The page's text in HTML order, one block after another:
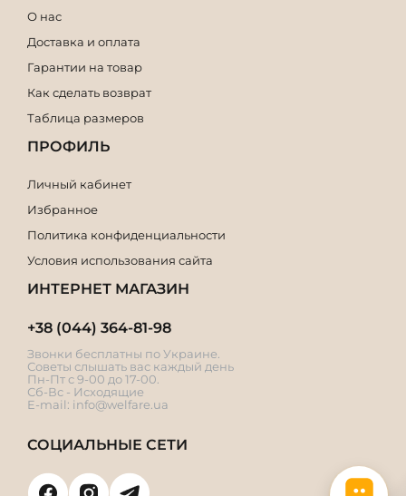
О нас
Доставка и оплата
Гарантии на товар
Как сделать возврат
Таблица размеров
ПРОФИЛЬ
Личный кабинет
Избранное
Политика конфиденциальности
Условия использования сайта
ИНТЕРНЕТ МАГАЗИН
+38 (044) 364-81-98
Звонки бесплатны по Украине.
Советы слышать вас каждый день
Пн-Пт с 9-00 до 17-00.
Сб-Вс - Исходящие
E-mail: info@welfare.ua
СОЦИАЛЬНЫЕ СЕТИ